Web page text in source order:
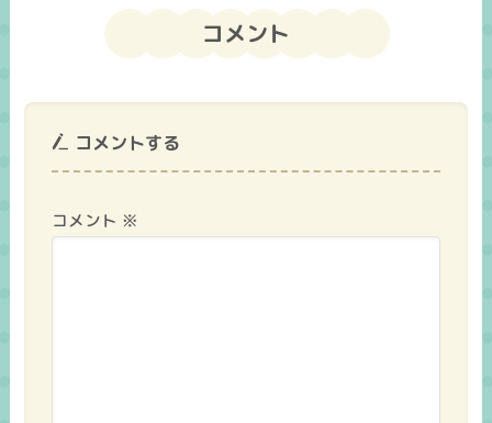
コメント
コメントする
コメント ※